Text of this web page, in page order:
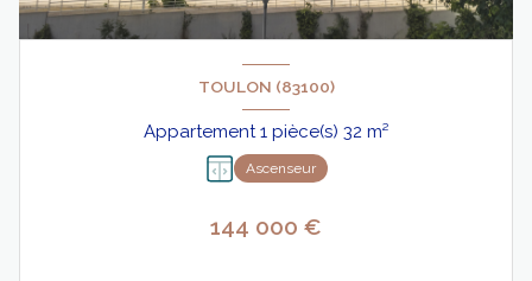
TOULON (83100)
Appartement 1 pièce(s) 32 m²
Ascenseur
144 000 €